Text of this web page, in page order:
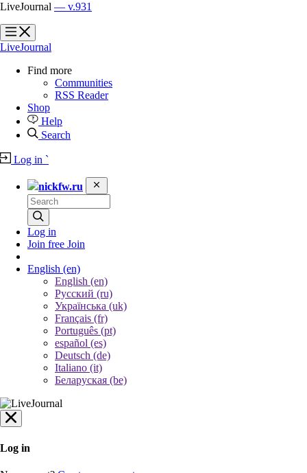
LiveJournal — v.931
?
?
LiveJournal
Find more
Communities
RSS Reader
Shop
Help
Search
Log in `
nickfw.ru
Log in
Join free Join
English (en)
English (en)
Русский (ru)
Українська (uk)
Français (fr)
Português (pt)
español (es)
Deutsch (de)
Italiano (it)
Беларуская (be)
Log in